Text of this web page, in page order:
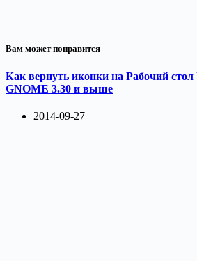
Вам может понравится
Как вернуть иконки на Рабочий стол
GNOME 3.30 и выше
2014-09-27